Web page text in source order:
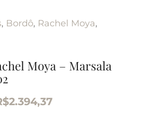
, Bordô, Rachel Moya,
Moya – Marsala
2.394,37